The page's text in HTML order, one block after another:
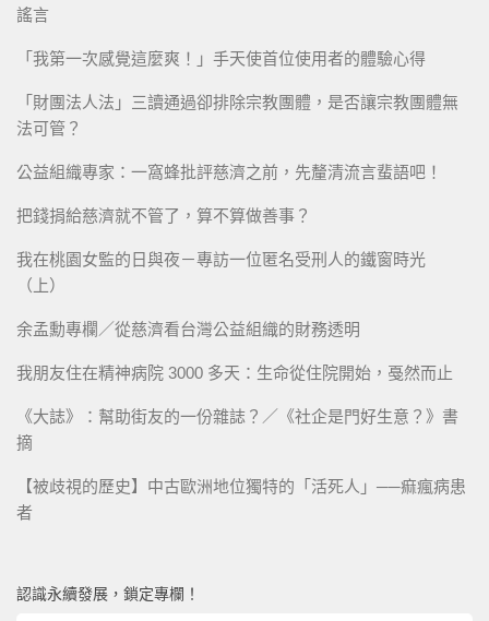
謠言
「我第一次感覺這麼爽！」手天使首位使用者的體驗心得
「財團法人法」三讀通過卻排除宗教團體，是否讓宗教團體無
法可管？
公益組織專家：一窩蜂批評慈濟之前，先釐清流言蜚語吧！
把錢捐給慈濟就不管了，算不算做善事？
我在桃園女監的日與夜－專訪一位匿名受刑人的鐵窗時光
（上）
余孟勳專欄／從慈濟看台灣公益組織的財務透明
我朋友住在精神病院 3000 多天：生命從住院開始，戞然而止
《大誌》：幫助街友的一份雜誌？／《社企是門好生意？》書
摘
【被歧視的歷史】中古歐洲地位獨特的「活死人」──痲瘋病患
者
認識永續發展，鎖定專欄！